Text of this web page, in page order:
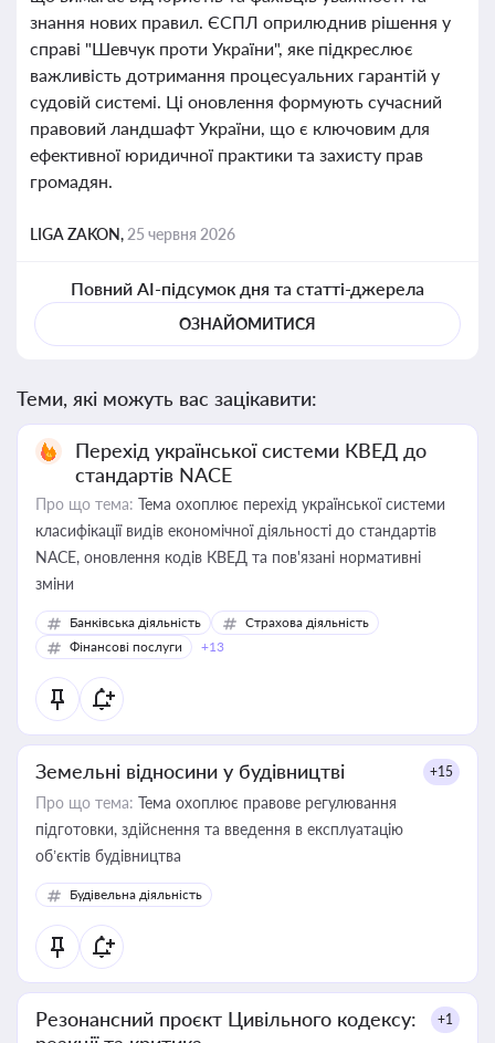
знання нових правил. ЄСПЛ оприлюднив рішення у
справі "Шевчук проти України", яке підкреслює
важливість дотримання процесуальних гарантій у
судовій системі. Ці оновлення формують сучасний
правовий ландшафт України, що є ключовим для
ефективної юридичної практики та захисту прав
громадян.
LIGA ZAKON, 25 червня 2026
Повний AI-підсумок дня та статті-джерела
ОЗНАЙОМИТИСЯ
Теми, які можуть вас зацікавити:
Перехід української системи КВЕД до
стандартів NACE
Про що тема: Тема охоплює перехід української системи
класифікації видів економічної діяльності до стандартів
NACE, оновлення кодів КВЕД та пов'язані нормативні
зміни
Банківська діяльність
Страхова діяльність
Фінансові послуги
+13
Земельні відносини у будівництві +15
Про що тема: Тема охоплює правове регулювання
підготовки, здійснення та введення в експлуатацію
об’єктів будівництва
Будівельна діяльність
Резонансний проєкт Цивільного кодексу:
+1